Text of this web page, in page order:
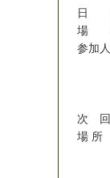
日
場
参加人
次 回
場 所